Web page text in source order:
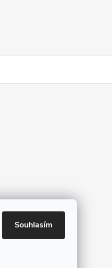
Souhlasím